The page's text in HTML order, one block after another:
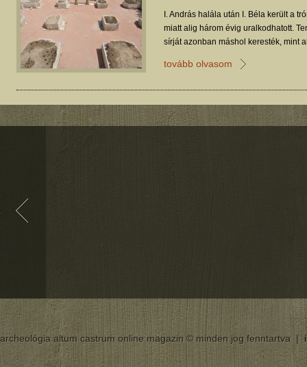
I. András halála után I. Béla került a
miatt alig három évig uralkodhatott.
sírját azonban máshol keresték, mint
tovább olvasom
archeológia altum castrum online magazin © minden jog fenntartva |